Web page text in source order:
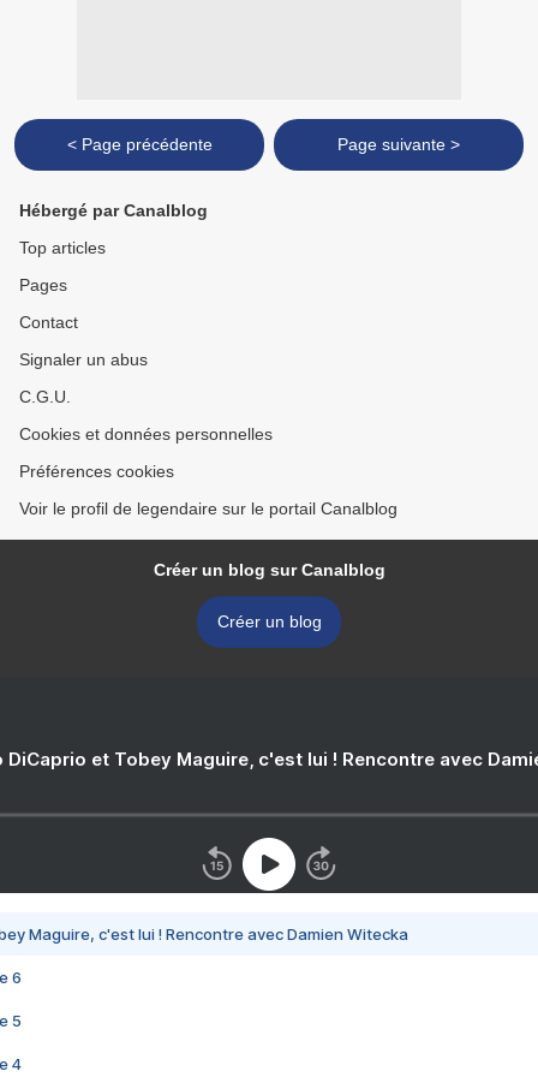
< Page précédente Page suivante >
Hébergé par Canalblog
Top articles
Pages
Contact
Signaler un abus
C.G.U.
Cookies et données personnelles
Préférences cookies
Voir le profil de legendaire sur le portail Canalblog
Créer un blog sur Canalblog
Créer un blog
DiCaprio et Tobey Maguire, c'est lui ! Rencontre avec
Maguire, c'est lui ! Rencontre avec Damien Witecka
6
5
4